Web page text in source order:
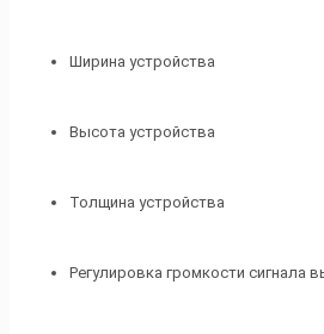
Ширина устройства
Высота устройства
Толщина устройства
Регулировка громкости сигнала